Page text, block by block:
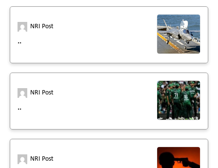
NRI Post
..
NRI Post
..
NRI Post